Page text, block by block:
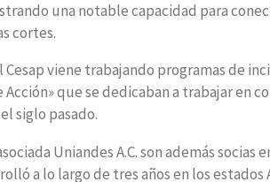
una notable capacidad para
cortes.
Cesap viene trabajando programas de
que se dedicaban a trabajar en
siglo pasado.
Uniandes A.C. son además
a lo largo de tres años en los estados